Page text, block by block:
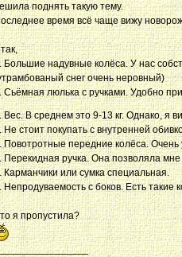
поднять такую тему.
время всё чаще вижу
Большие надувные колёса. У нас
снег очень неровный)
Сьёмная люлька с ручками. Удобно
Вес. В среднем это 9-13 кг. Однако, я
Не стоит покупать с ​внутренней
Повотротные передние колёса.
Перекидная ручка. Она позволяла мне
Карманчики или сумка специальная.
Непродуваемость с боков. Есть такие
я пропустила?